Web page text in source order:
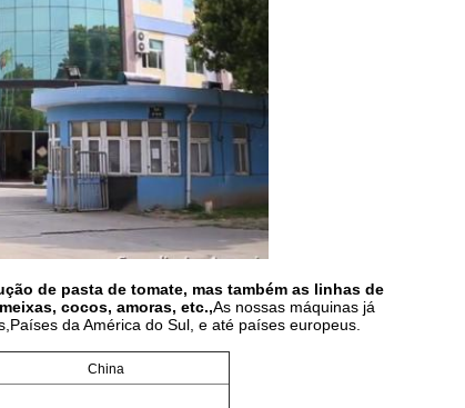
de pasta de tomate, mas também as linhas de
cocos, amoras, etc.,As nossas máquinas já
da América do Sul, e até países europeus.
China